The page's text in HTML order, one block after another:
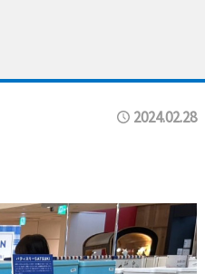
2024.02.28